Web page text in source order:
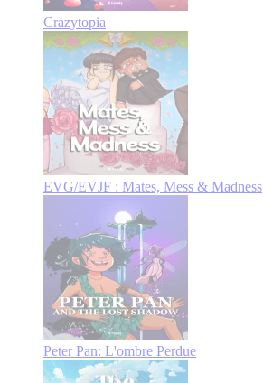
Crazytopia
EVG/EVJF : Mates, Mess & Madness
Peter Pan: L'ombre Perdue